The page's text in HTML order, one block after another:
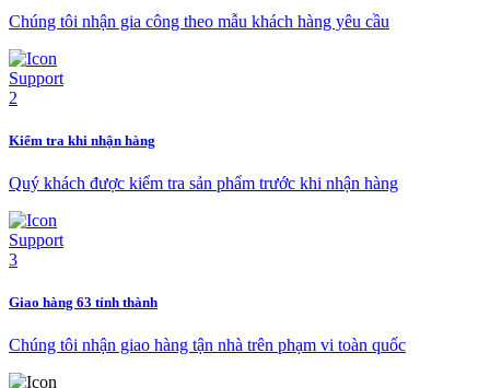
Chúng tôi nhận gia công theo mẫu khách hàng yêu cầu
Kiểm tra khi nhận hàng
Quý khách được kiểm tra sản phẩm trước khi nhận hàng
Giao hàng 63 tỉnh thành
Chúng tôi nhận giao hàng tận nhà trên phạm vi toàn quốc